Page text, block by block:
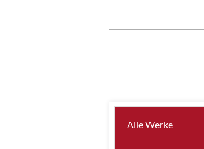
Alle Werke